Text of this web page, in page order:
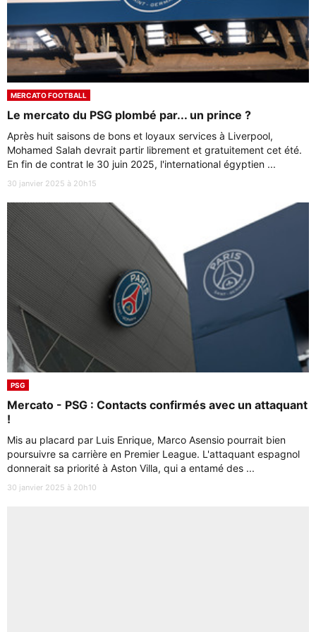
MERCATO FOOTBALL
Le mercato du PSG plombé par... un prince ?
Après huit saisons de bons et loyaux services à Liverpool,
Mohamed Salah devrait partir librement et gratuitement cet été.
En fin de contrat le 30 juin 2025, l'international égyptien ...
30 janvier 2025 à 20h15
PSG
Mercato - PSG : Contacts confirmés avec un attaquant
!
Mis au placard par Luis Enrique, Marco Asensio pourrait bien
poursuivre sa carrière en Premier League. L'attaquant espagnol
donnerait sa priorité à Aston Villa, qui a entamé des ...
30 janvier 2025 à 20h10